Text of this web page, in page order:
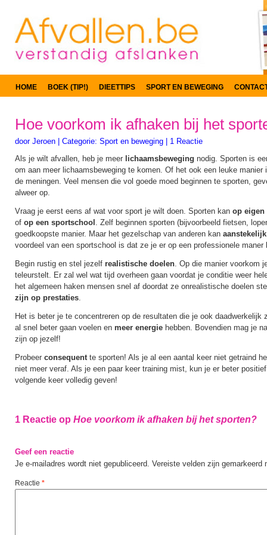
HOME BOEK (TIP!) DIEETTIPS SPORT EN BEWEGING
Hoe voorkom ik afhaken bij het
door Jeroen Categorie: Sport en beweging
1 Reactie
Als je wilt afvallen, heb je meer lichaamsbeweging nodig. Sporten is
om aan meer lichaamsbeweging te komen. Of het ook een leuke manier
de meningen. Veel mensen die vol goede moed beginnen te sporten,
alweer op.
Vraag je eerst eens af wat voor sport je wilt doen. Sporten kan op eigen
of op een sportschool . Zelf beginnen sporten (bijvoorbeeld fietsen,
goedkoopste manier. Maar het gezelschap van anderen kan
voordeel van een sportschool is dat ze je er op een professionele maner
Begin rustig en stel jezelf realistische doelen. Op die manier voorkom
teleurstelt. Er zal wel wat tijd overheen gaan voordat je conditie weer
het algemeen haken mensen snel af doordat ze onrealistische doelen
zijn op prestaties.
Het is beter je te concentreren op de resultaten die je ook daadwerkelijk
al snel beter gaan voelen en meer energie hebben. Bovendien mag je
zijn op jezelf!
Probeer consequent te sporten! Als je al een aantal keer niet getraind
niet meer veraf. Als je een paar keer training mist, kun je er beter
volgende keer volledig geven!
1 Reactie op Hoe voorkom ik afhaken bij het sporten?
Geef een reactie
Je e-mailadres wordt niet gepubliceerd. Vereiste velden zijn gemarkeerd
Reactie *